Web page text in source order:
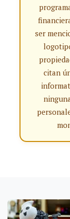
ser
citan